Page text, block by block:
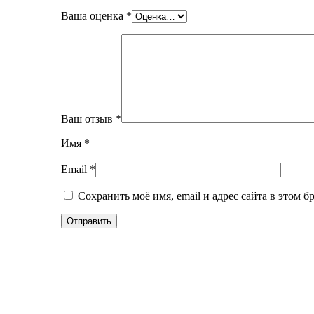
Ваша оценка *
Ваш отзыв *
Имя *
Email *
Сохранить моё имя, email и адрес сайта в этом